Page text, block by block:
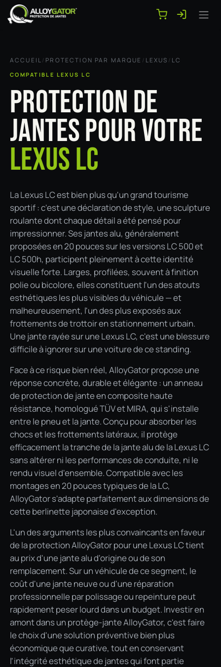
Se rendre au contenu
ACCUEIL/ PROTECTION PAR MARQUE / LEXUS / LC
COMPATIBLE LEXUS LC
PROTECTION DE
JANTES POUR VOTRE
LEXUS LC
La Lexus LC est bien plus qu'un grand tourisme
sportif : c'est une déclaration de style, une sculpture
roulante dont chaque détail a été pensé pour
impressionner. Ses jantes alu, généralement
proposées en 20 pouces sur les versions LC 500 et
LC 500h, participent pleinement à cette identité
visuelle forte. Larges, profilées, souvent à finition
polie ou bicolore, elles constituent l'un des atouts
esthétiques les plus visibles du véhicule — et
malheureusement, l'un des plus exposés aux
frottements de trottoir en stationnement urbain.
Une jante rayée sur une Lexus LC, c'est une blessure
difficile à ignorer sur une voiture de ce standing.
Face à ce risque bien réel, AlloyGator propose une
réponse concrète, durable et élégante : un anneau
de protection de jante en composite haute
résistance, homologué TÜV et MIRA, qui s'installe
entre le pneu et la jante. Conçu pour absorber les
chocs et les frottements latéraux, il protège
efficacement la tranche de la jante alu de la Lexus LC
sans altérer ni les performances de conduite, ni le
rendu visuel d'ensemble. Compatible avec les
montages en 20 pouces typiques de la LC,
AlloyGator s'adapte parfaitement aux dimensions de
cette berlinette japonaise d'exception.
L'un des arguments les plus convaincants en faveur
de la protection AlloyGator pour une Lexus LC tient
au prix d'une jante alu d'origine ou de son
remplacement. Sur un véhicule de ce segment, le
coût d'une jante neuve ou d'une réparation
professionnelle par polissage ou repeinture peut
rapidement peser lourd dans un budget. Investir en
amont dans un protège-jante AlloyGator, c'est faire
le choix d'une solution préventive bien plus
économique que curative, tout en conservant
l'intégrité esthétique de jantes qui font partie